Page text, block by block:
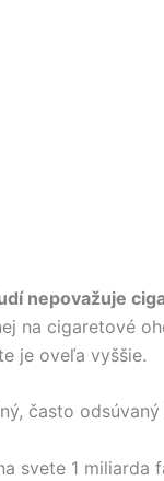
nepovažuje
na cigaretové
je oveľa vyššie.
často
svete 1 miliarda